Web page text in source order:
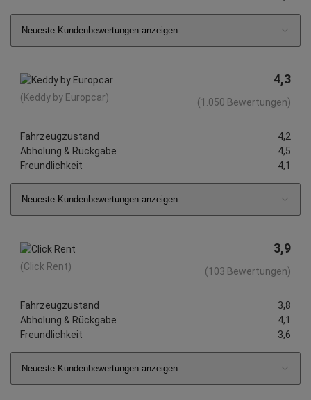
Neueste Kundenbewertungen anzeigen
(Keddy by Europcar)
4,3
(1.050 Bewertungen)
Fahrzeugzustand
4,2
Abholung & Rückgabe
4,5
Freundlichkeit
4,1
Neueste Kundenbewertungen anzeigen
(Click Rent)
3,9
(103 Bewertungen)
Fahrzeugzustand
3,8
Abholung & Rückgabe
4,1
Freundlichkeit
3,6
Neueste Kundenbewertungen anzeigen